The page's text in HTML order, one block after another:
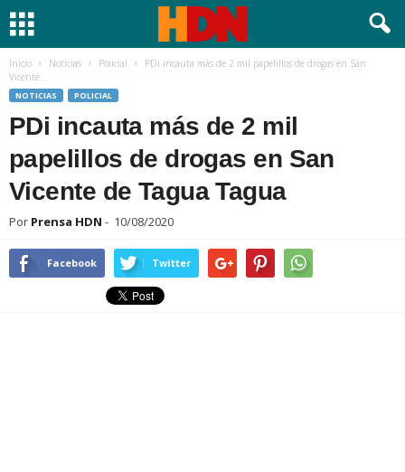
Inicio Noticias Policial
PDi incauta más de 2 mil papelillos de drogas en San
Vicente...
NOTICIAS POLICIAL
PDi incauta más de 2 mil
papelillos de drogas en San
Vicente de Tagua Tagua
Por Prensa HDN - 10/08/2020
Facebook Twitter